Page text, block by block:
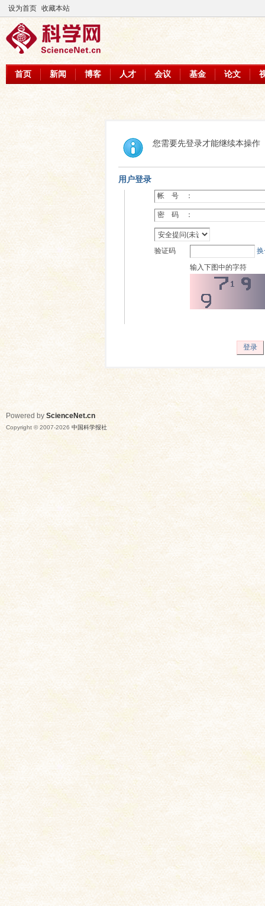
设为首页 收藏本站
首页 新闻 博客 人才 会议 基金 论文
您需要先登录才能继续本操作
用户登录
帐 号 ：
密 码 ：
验证码
输入下图中的字符
登录
Powered by ScienceNet.cn
Copyright © 2007-2026 中国科学报社